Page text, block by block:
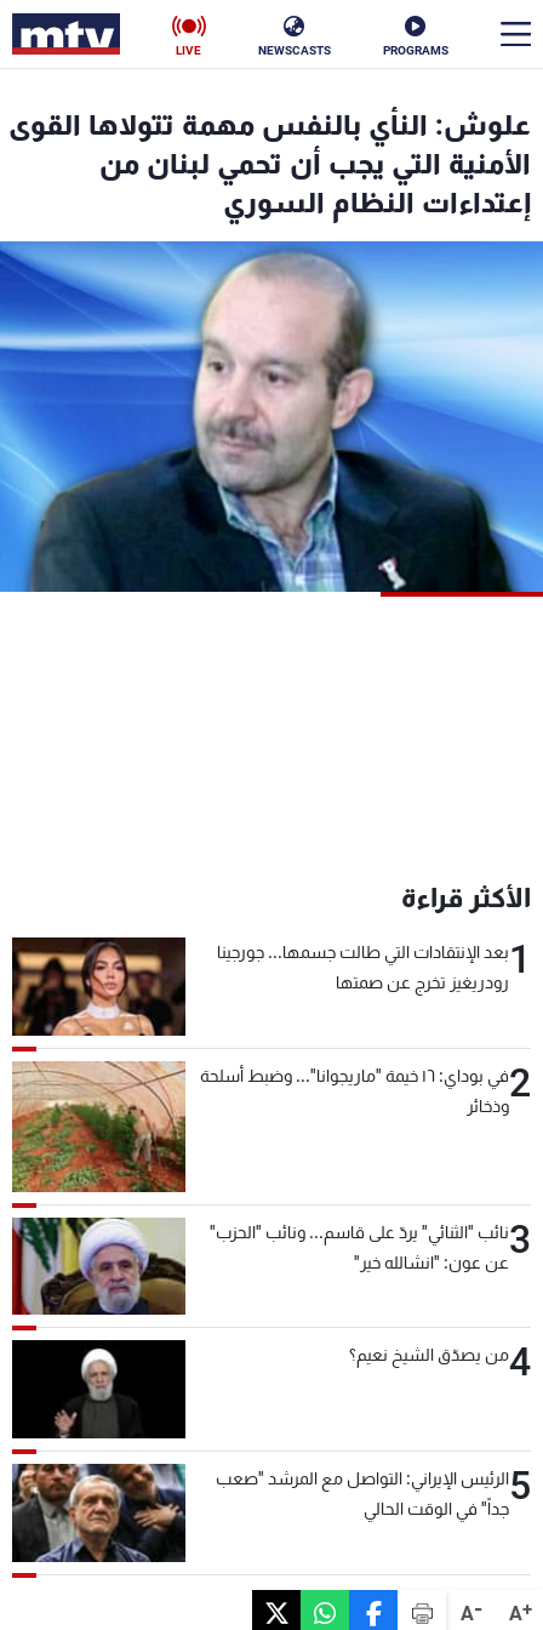
PROGRAMS
NEWSCASTS
LIVE
A+
A-
علوش: النأي بالنفس مهمة تتولاها القوى
الأمنية التي يجب أن تحمي لبنان من
إعتداءات النظام السوري
الأكثر قراءة
1بعد الإنتقادات التي طالت جسمها... جورجينا
رودريغيز تخرج عن صمتها
2
في بوداي: ١٦ خيمة "ماريجوانا"... وضبط أسلحة
وذخائر
3نائب "الثنائي" يردّ على قاسم... ونائب "الحزب"
عن عون: "انشالله خير"
4من يصدّق الشيخ نعيم؟
5الرئيس الإيراني: التواصل مع المرشد "صعب
جداً" في الوقت الحالي
الأخبار
سياسة ناس
إقتصاد فن
منوعات رياضة
كأس العالم
البرامج
جدول البرامج
شاهد البرامج
الترددات